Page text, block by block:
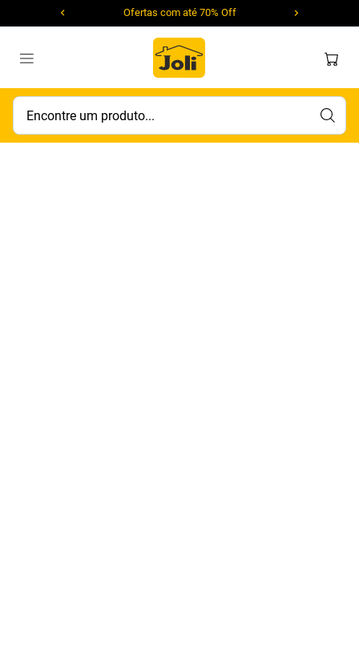
Ofertas com até 70% Off
Encontre um produto...